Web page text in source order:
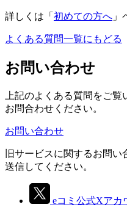
詳しくは「 初めての方へ 」
よくある質問一覧にもどる
お問い合わせ
上記のよくある質問をご覧
お問合わせください。
お問い合わせ
旧サービスに関するお問い
送信してください。
eコミ公式Xアカ